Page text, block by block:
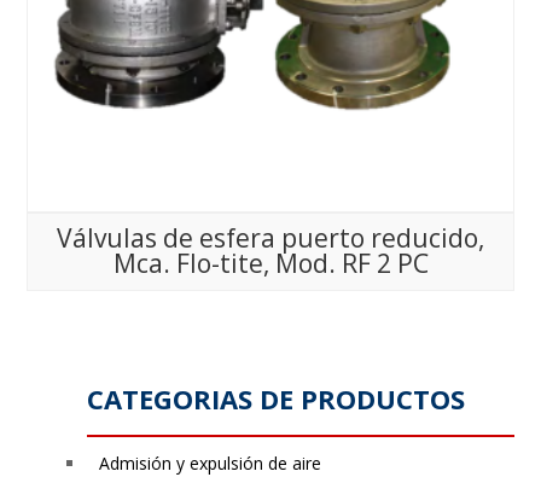
Válvulas de esfera puerto reducido,
Mca. Flo-tite, Mod. RF 2 PC
CATEGORIAS DE PRODUCTOS
Admisión y expulsión de aire